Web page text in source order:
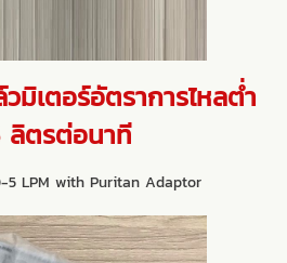
มิเตอร์อัตราการไหลต่ำ
ตรต่อนาที
5 LPM with Puritan Adaptor